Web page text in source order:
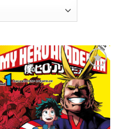
Add to
Wishlist